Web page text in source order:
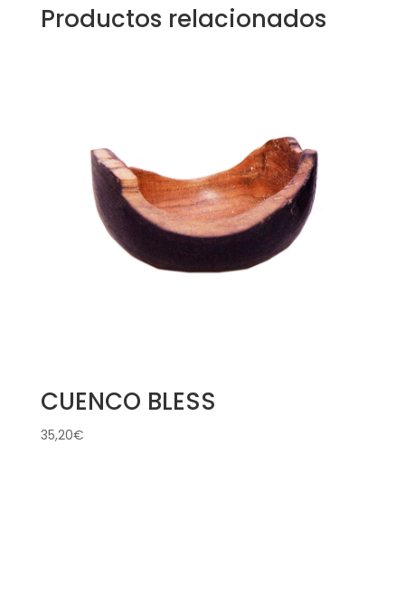
Productos relacionados
CUENCO BLESS
35,20€